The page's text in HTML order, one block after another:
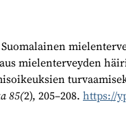
mielenterveyden
85(2), 205–208. https://